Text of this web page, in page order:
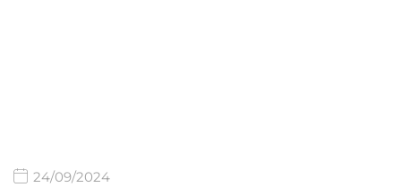
24/09/2024